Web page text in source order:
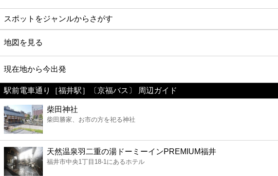
スポットをジャンルからさがす
グルメ
映画
美容
コンビニ
薬局
地図を見る
現在地から今出発
駅前電車通り［福井駅］〔京福バス〕 周辺ガイド
柴田神社
柴田勝家、お市の方を祀る神社
天然温泉羽二重の湯ドーミーインPREMIUM福井
福井市中央1丁目18-1にあるホテル